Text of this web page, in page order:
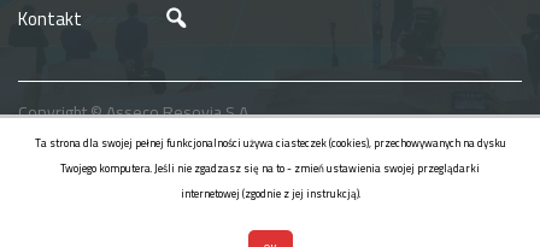
Kontakt
Copyright © Asseco Resovia S.A.
Realizacja
Ta strona dla swojej pełnej funkcjonalności używa ciasteczek (cookies), przechowywanych na dysku
Twojego komputera. Jeśli nie zgadzasz się na to - zmień ustawienia swojej przeglądarki
internetowej (zgodnie z jej instrukcją).